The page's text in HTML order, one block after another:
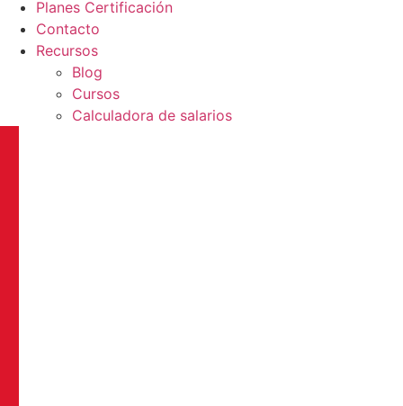
Planes Certificación
Contacto
Recursos
Blog
Cursos
Calculadora de salarios